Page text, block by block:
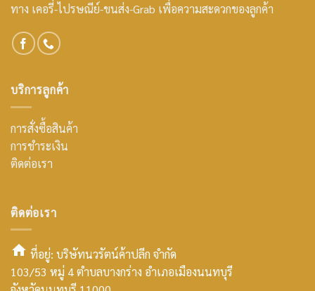
ทาง เคอรี่-ไปรษณีย์-ขนส่ง-Grab เพื่อความสะดวกของลูกค้า
บริการลูกค้า
การสั่งซื้อสินค้า
การชำระเงิน
ติดต่อเรา
ติดต่อเรา
smt2
ที่อยู่: บริษัทนวรัตน์ค้าปลีก จำกัด
103/53 หมู่ 4 ตำบลบางกร่าง อำเภอเมืองนนทบุรี